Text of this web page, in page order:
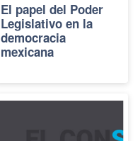
El papel del Poder
Legislativo en la
democracia
mexicana